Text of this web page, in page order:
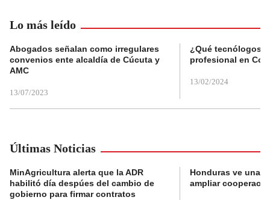
Lo más leído
Abogados señalan como irregulares
convenios ente alcaldía de Cúcuta y
AMC
13/07/2023
¿Qué tecnólogos
profesional en
13/02/2024
Últimas Noticias
MinAgricultura alerta que la ADR
habilitó día despúes del cambio de
gobierno para firmar contratos
Honduras ve una
ampliar